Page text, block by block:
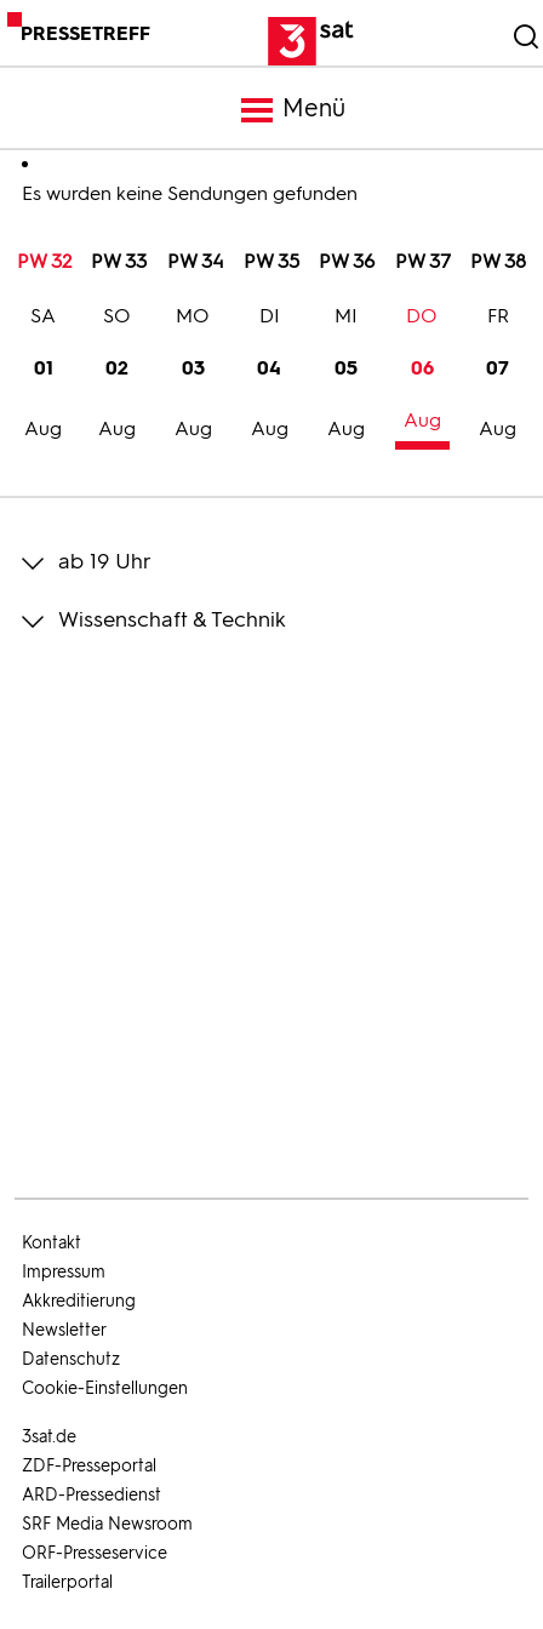
PRESSETREFF
Menü
Meldungen
Programm
Trailer
Bilder
Es wurden keine Sendungen gefunden
PW 32 PW 33 PW 34 PW 35 PW 36 PW 37 PW 38
01
Aug
SA
02
Aug
SO
03
Aug
MO
04
Aug
DI
05
Aug
MI
06
Aug
DO
07
Aug
FR
ab 19 Uhr
Wissenschaft & Technik
3sat.de
ZDF-Presseportal
ARD-Pressedienst
SRF Media Newsroom
ORF-Presseservice
Trailerportal
Kontakt
Impressum
Akkreditierung
Newsletter
Datenschutz
Cookie-Einstellungen